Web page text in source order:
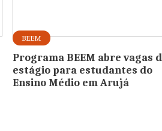
BEEM
Programa BEEM abre vagas
estágio para estudantes do
Ensino Médio em Arujá